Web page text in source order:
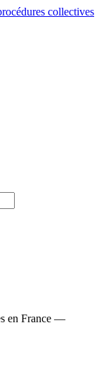
collectives
en France —